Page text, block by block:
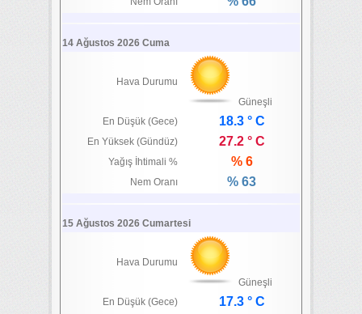
14 Ağustos 2026 Cuma
Hava Durumu
Güneşli
En Düşük (Gece)
18.3 ° C
En Yüksek (Gündüz) 27.2 ° C
Yağış İhtimali % % 6
Nem Oranı % 63
15 Ağustos 2026 Cumartesi
Hava Durumu
Güneşli
En Düşük (Gece)
17.3 ° C